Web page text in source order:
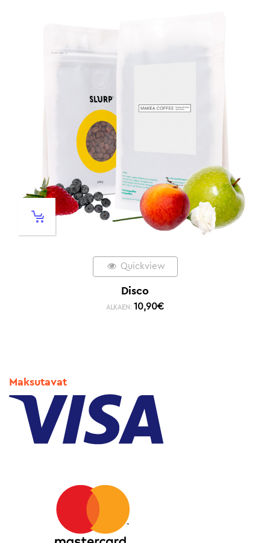
Quickview
Disco
ALKAEN: 10,90€
Maksutavat